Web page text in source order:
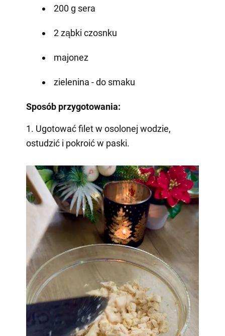
200 g sera
2 ząbki czosnku
majonez
zielenina - do smaku
Sposób przygotowania:
1. Ugotować filet w osolonej wodzie,
ostudzić i pokroić w paski.